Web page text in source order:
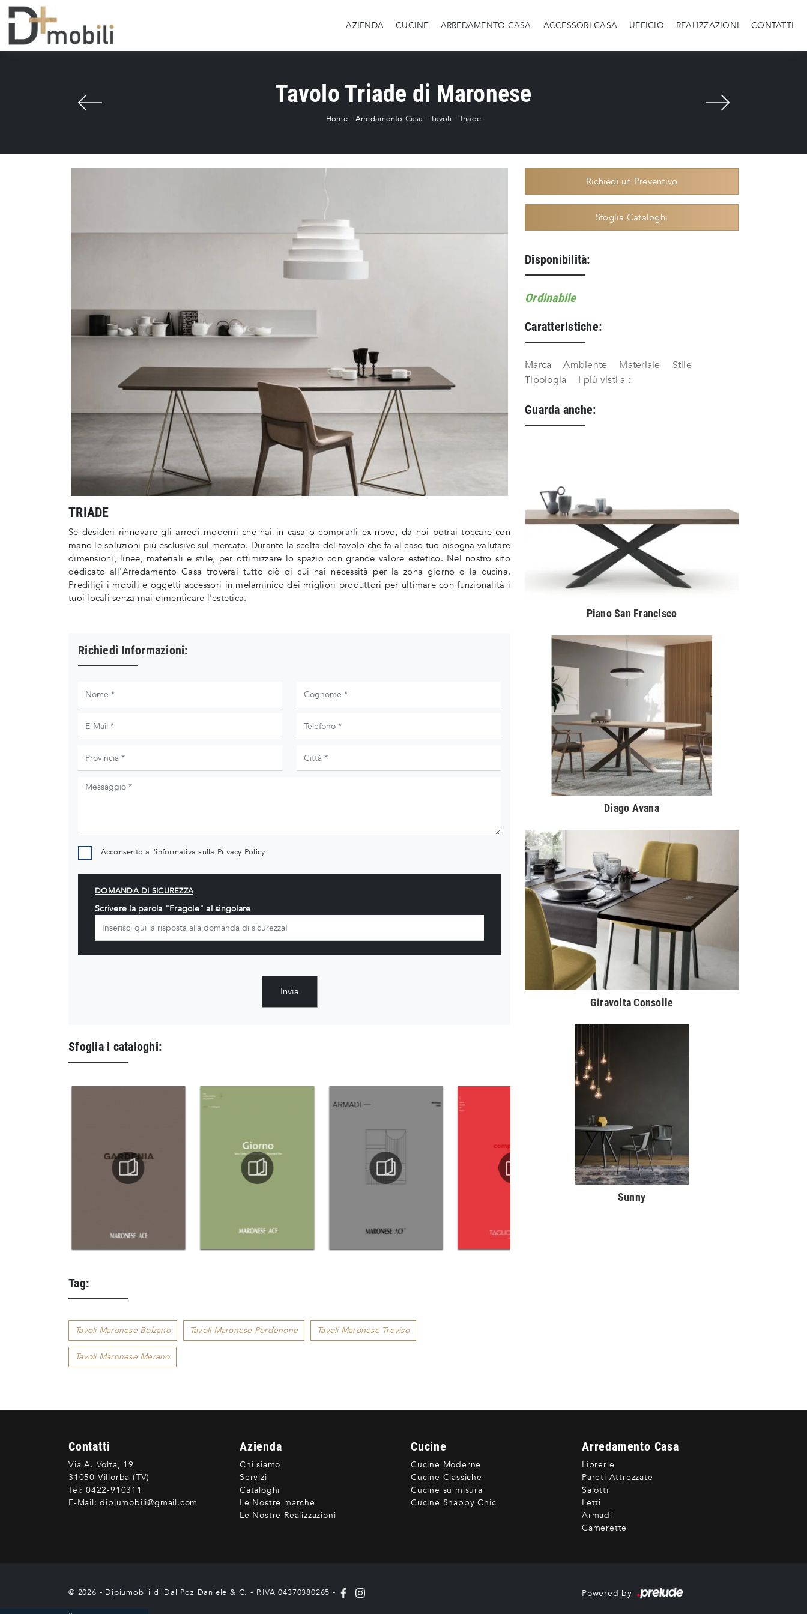
AZIENDA CUCINE ARREDAMENTO CASA ACCESSORI CASA UFFICIO REALIZZAZIONI CONTATTI
Tavolo Triade di Maronese
Home- Arredamento Casa -Tavoli - Triade
TRIADE
Se desideri rinnovare gli arredi moderni che hai in casa o comprarli ex novo, da noi potrai toccare con
mano le soluzioni più esclusive sul mercato. Durante la scelta del tavolo che fa al caso tuo bisogna valutare
dimensioni, linee, materiali e stile, per ottimizzare lo spazio con grande valore estetico. Nel nostro sito
dedicato all'Arredamento Casa troverai tutto ciò di cui hai necessità per la zona giorno o la cucina.
Prediligi i mobili e oggetti accessori in melaminico dei migliori produttori per ultimare con funzionalità i
tuoi locali senza mai dimenticare l'estetica.
Richiedi Informazioni:
Acconsento all'informativa sulla Privacy Policy
DOMANDA DI SICUREZZA
Scrivere la parola "Fragole" al singolare
Invia
Sfoglia i cataloghi:
Tag:
Tavoli Maronese Bolzano Tavoli Maronese Pordenone Tavoli Maronese Treviso
Tavoli Maronese Merano
Richiedi un Preventivo
Sfoglia Cataloghi
Disponibilità:
Ordinabile
Caratteristiche:
Marca Ambiente Materiale
Stile
Tipologia
I più visti a :
Guarda anche:
Piano San Francisco
Diago Avana
Giravolta Consolle
Sunny
Contatti
Via A. Volta, 19
31050 Villorba (TV)
Tel: 0422-910311
E-Mail: dipiumobili@gmail.com
Azienda
Chi siamo
Servizi
Cataloghi
Le Nostre marche
Le Nostre Realizzazioni
Cucine
Cucine Moderne
Cucine Classiche
Cucine su misura
Cucine Shabby Chic
Arredamento Casa
Librerie
Pareti Attrezzate
Salotti
Letti
Armadi
Camerette
© 2026 - Dipiumobili di Dal Poz Daniele & C. - P.IVA 04370380265 - Powered by